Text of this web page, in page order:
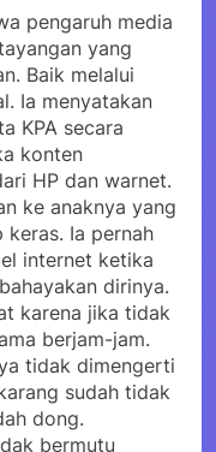
pengaruh media
yang
Baik melalui
Ia menyatakan
KPA secara
konten
HP dan warnet.
ke anaknya yang
Ia pernah
internet ketika
dirinya.
karena jika tidak
berjam-jam.
tidak dimengerti
sudah tidak
dong.
bermutu